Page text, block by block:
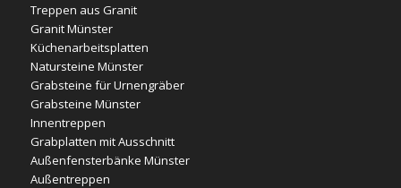
Treppen aus Granit
Granit Münster
Küchenarbeitsplatten
Natursteine Münster
Grabsteine für Urnengräber
Grabsteine Münster
Innentreppen
Grabplatten mit Ausschnitt
Außenfensterbänke Münster
Außentreppen